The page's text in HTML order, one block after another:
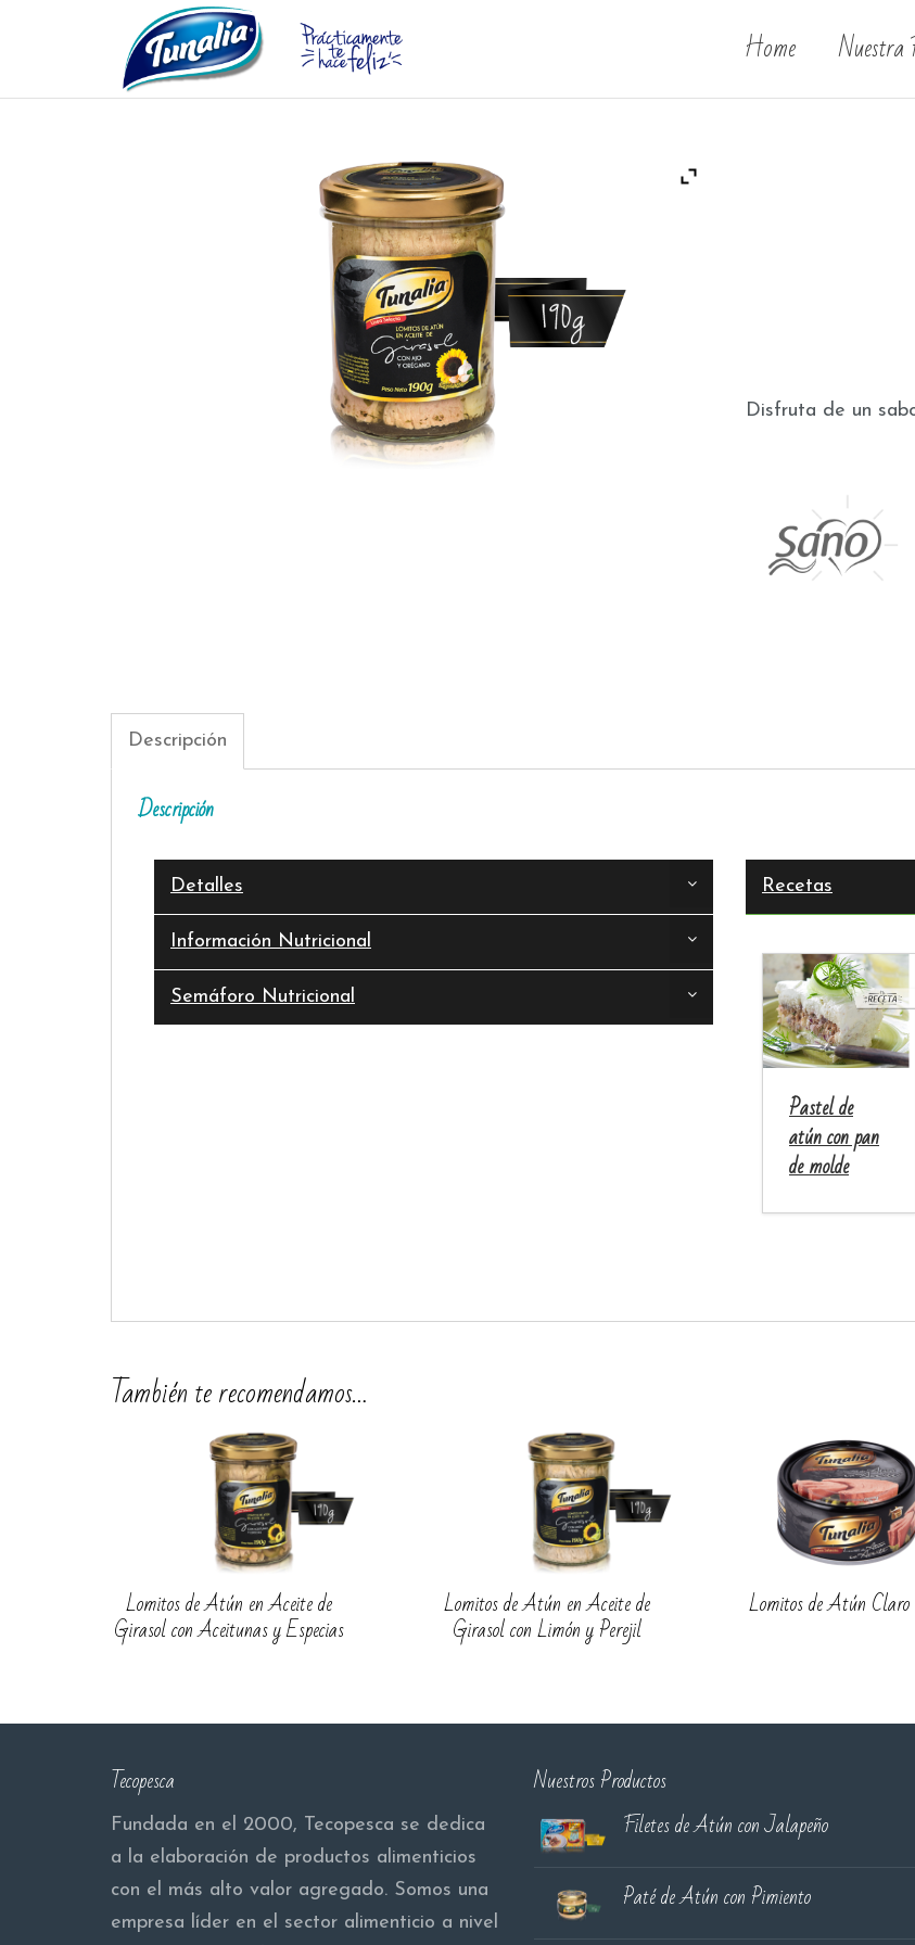
Home
Disfruta de un
Descripción
Descripción
Detalles
Información Nutricional
Semáforo Nutricional
Recetas
Pastel de
atún con pan
de molde
También te recomendamos…
Lomitos de Atún en Aceite de
Girasol con Aceitunas y Especias
Lomitos de Atún en Aceite de
Girasol con Limón y Perejil
Lomitos de Atún
Tecopesca
Fundada en el 2000, Tecopesca se dedica
a la elaboración de productos alimenticios
con el más alto valor agregado. Somos una
empresa líder en el sector alimenticio a nivel
Nuestros Productos
Filetes de Atún con Jalapeño
Paté de Atún con Pimiento